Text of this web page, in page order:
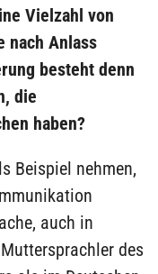
Vielzahl von
nach Anlass
besteht denn
die
haben?
Beispiel nehmen,
auch in
des